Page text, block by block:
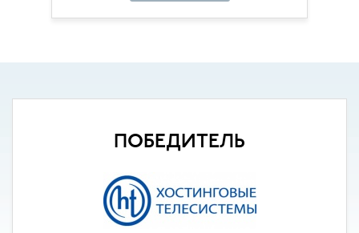
ПОБЕДИТЕЛЬ